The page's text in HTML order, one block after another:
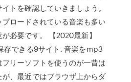
トを確認していきましょう。
ロードされている音楽も多い
必要です。 【2020最新】
存できる9サイト. 音楽をmp3
リーソフトを使うのが一昔は
、最近ではブラウザ上からダ